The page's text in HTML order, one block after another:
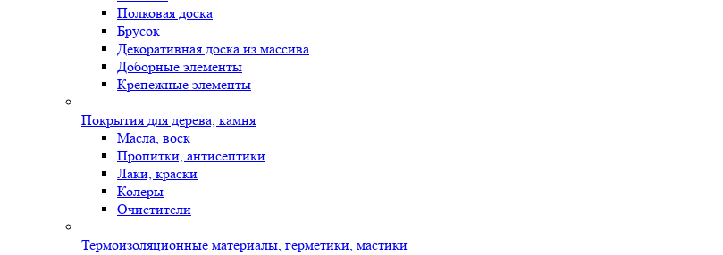
Полковая доска
Брусок
Декоративная доска из массива
Доборные элементы
Крепежные элементы
Покрытия для дерева, камня
Масла, воск
Пропитки, антисептики
Лаки, краски
Колеры
Очистители
Термоизоляционные материалы, герметики, мастики